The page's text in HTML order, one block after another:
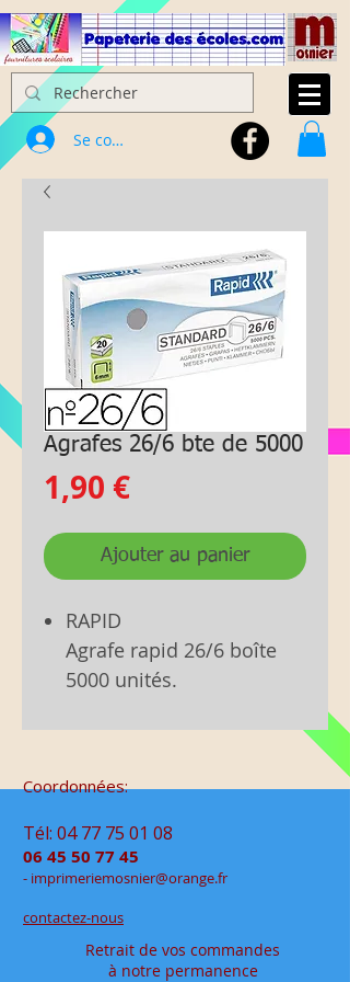
Se connecter
Agrafes 26/6 bte de 5000
1,90 €Prix
Ajouter au panier
RAPID
Agrafe rapid 26/6 boîte
5000 unités.
Coordonnées:
Tél: 04 77 75 01 08
06 45 50 77 45
- imprimeriemosnier@orange.fr
contactez-nous
Retrait de vos commandes
à notre permanence